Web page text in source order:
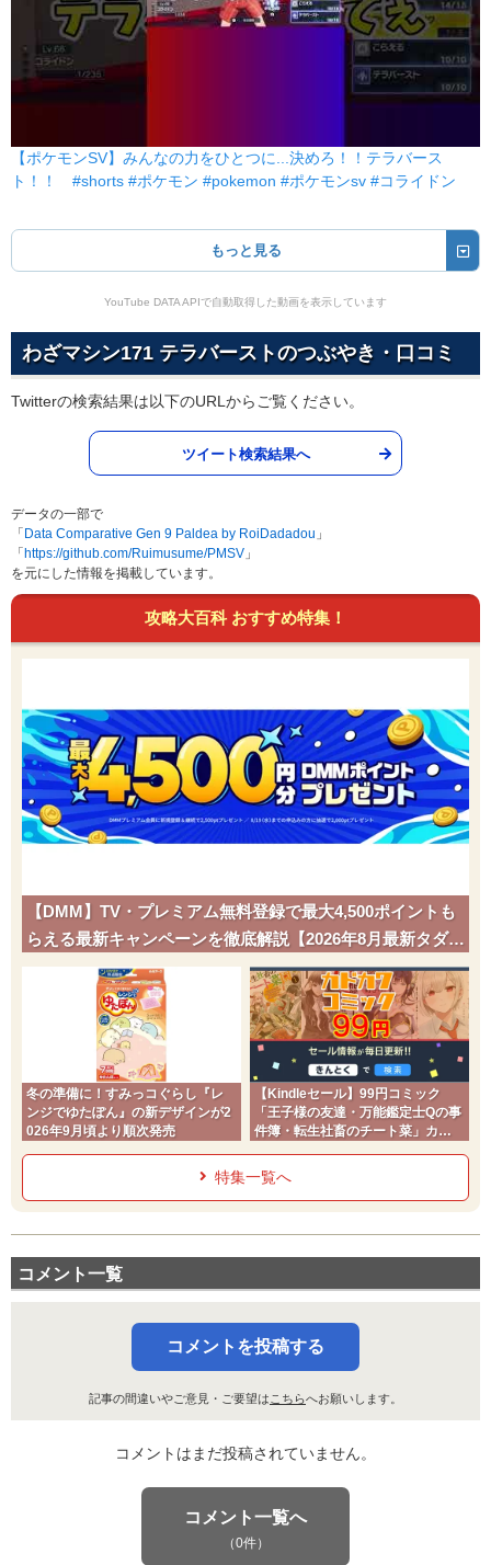
【ポケモンSV】みんなの力をひとつに...決めろ！！テラバース
ト！！ #shorts #ポケモン #pokemon #ポケモンsv #コライドン
もっと見る
YouTube DATA APIで自動取得した動画を表示しています
わざマシン171 テラバーストのつぶやき・口コミ
Twitterの検索結果は以下のURLからご覧ください。
ツイート検索結果へ
データの一部で
「 Data Comparative Gen 9 Paldea by RoiDadadou 」
「 https://github.com/Ruimusume/PMSV 」
を元にした情報を掲載しています。
攻略大百科 おすすめ特集！
【DMM】TV・プレミアム無料登録で最大4,500ポイントも
らえる最新キャンペーンを徹底解説【2026年8月最新タダポ
チ】
冬の準備に！すみっコぐらし『レ
ンジでゆたぽん』の新デザインが2
026年9月頃より順次発売
【Kindleセール】99円コミック
「王子様の友達・万能鑑定士Qの事
件簿・転生社畜のチート菜」カド
特集一覧へ
コメント一覧
コメントを投稿する
記事の間違いやご意見・ご要望は こちらへお願いします。
コメントはまだ投稿されていません。
コメント一覧へ
（0件）